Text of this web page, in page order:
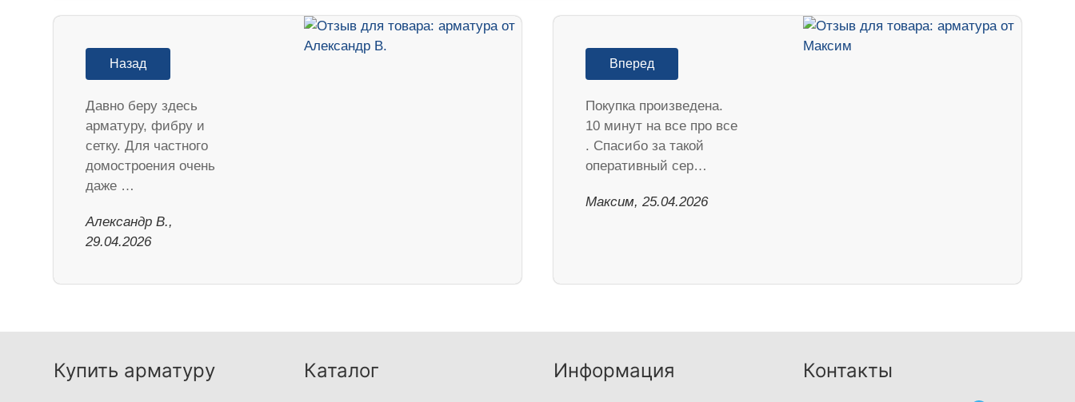
Назад
Давно беру здесь
арматуру, фибру и
сетку. Для частного
домостроения очень
даже …
Александр В.,
29.04.2026
Вперед
Покупка произведена.
10 минут на все про все
. Спасибо за такой
оперативный сер…
Максим, 25.04.2026
Купить арматуру Каталог Информация Контакты